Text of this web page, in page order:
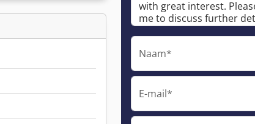
Naam*
E-mail*